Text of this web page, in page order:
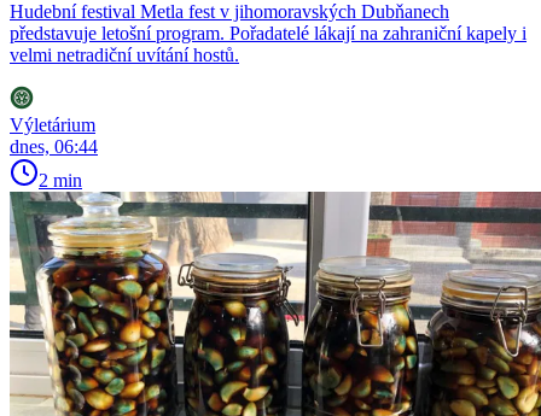
Hudební festival Metla fest v jihomoravských Dubňanech
představuje letošní program. Pořadatelé lákají na zahraniční kapely i
velmi netradiční uvítání hostů.
Výletárium
dnes, 06:44
2 min